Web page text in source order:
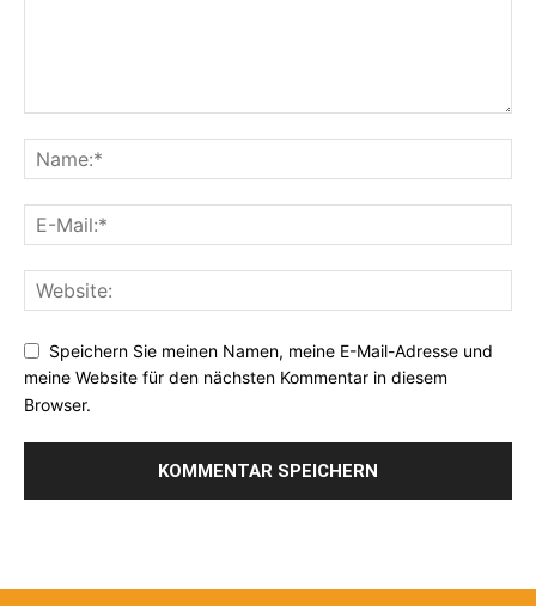
Speichern Sie meinen Namen, meine E-Mail-Adresse und
meine Website für den nächsten Kommentar in diesem
Browser.